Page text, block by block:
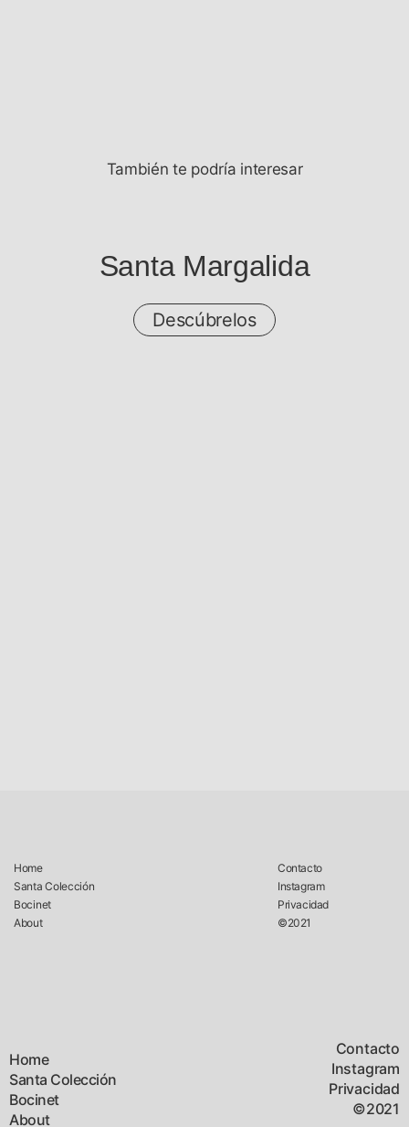
También te podría interesar
Santa Margalida
Descúbrelos
Home
Santa Colección
Bocinet
About
Contacto
Instagram
Privacidad
©2021
Home
Santa Colección
Bocinet
About
Contacto
Instagram
Privacidad
©2021